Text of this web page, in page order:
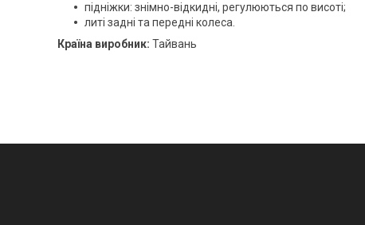
підніжки: знімно-відкидні, регулюються по висоті;
литі задні та передні колеса.
Країна виробник: Тайвань